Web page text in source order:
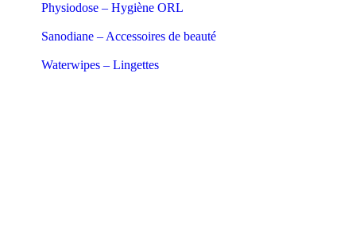
Physiodose – Hygiène ORL
Sanodiane – Accessoires de beauté
Waterwipes – Lingettes